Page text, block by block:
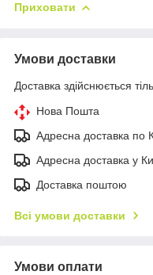
Приховати
Умови доставки
Доставка здійснюється
Нова Пошта
Адресна доставка по
Адресна доставка у
Доставка поштою
Всі умови доставки
Умови оплати